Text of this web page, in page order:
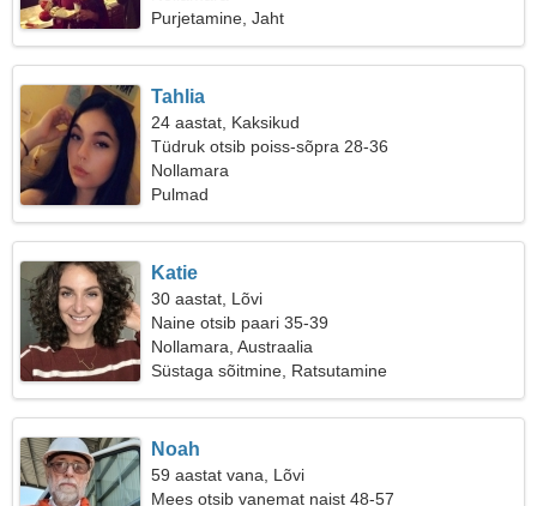
Purjetamine, Jaht
Tahlia
24 aastat, Kaksikud
Tüdruk otsib poiss-sõpra 28-36
Nollamara
Pulmad
Katie
30 aastat, Lõvi
Naine otsib paari 35-39
Nollamara, Austraalia
Süstaga sõitmine, Ratsutamine
Noah
59 aastat vana, Lõvi
Mees otsib vanemat naist 48-57